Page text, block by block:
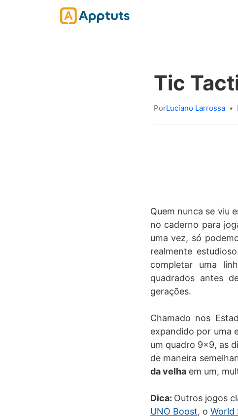
Tic
PorLuciano Larrossa •
Quem nunca se viu
no caderno para
uma vez, só
realmente
completar uma
quadrados antes
gerações.
Chamado nos
expandido por uma
um quadro 9×9, as
de maneira
da velhaem um,
Dica: Outros jogos
UNO Boost, o World